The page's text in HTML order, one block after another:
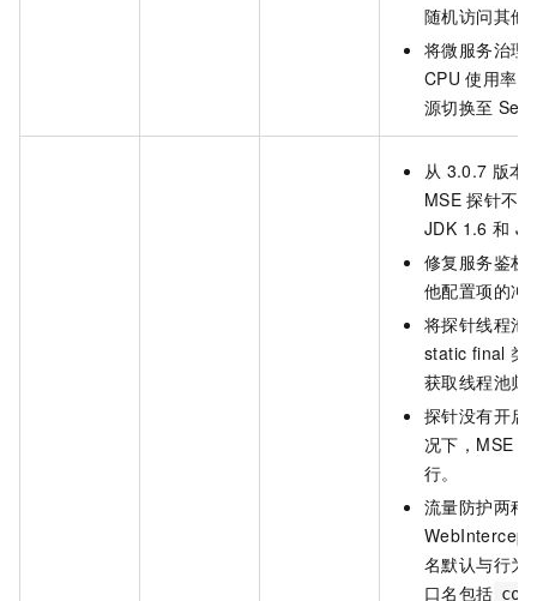
随机访问其他
将微服务治理
CPU 使用率
源切换至
从 3.0.7 版本
MSE 探针不
JDK 1.6 和
修复服务鉴权
他配置项的冲
将探针线程池
static final 类
获取线程池归
探针没有开启
况下，MSE
行。
流量防护两种
名默认与行为
口名包括